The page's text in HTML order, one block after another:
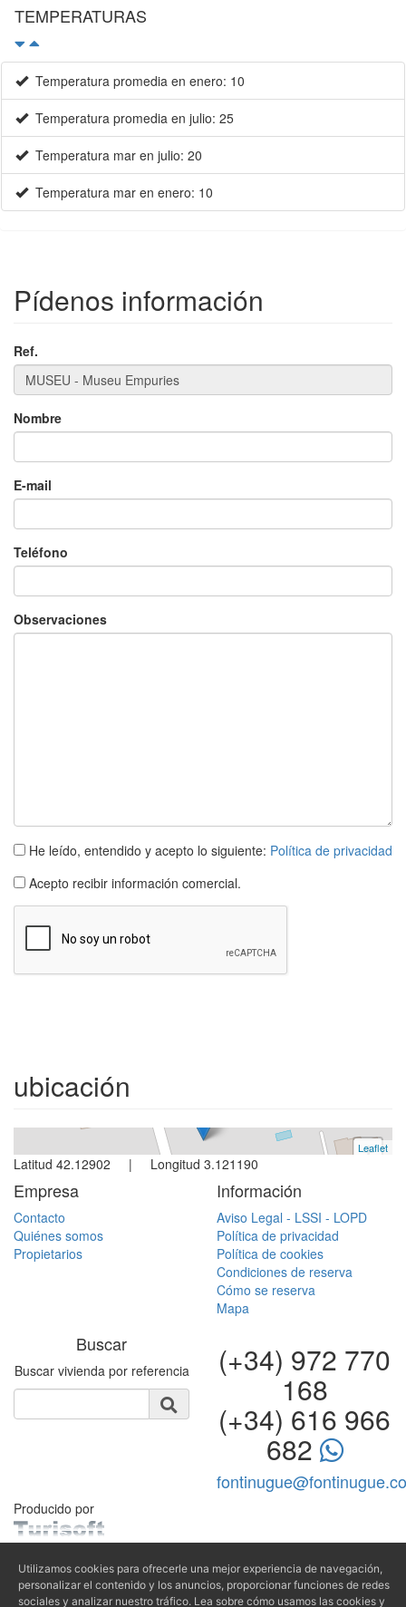
TEMPERATURAS
Temperatura promedia en enero: 10
Temperatura promedia en julio: 25
Temperatura mar en julio: 20
Temperatura mar en enero: 10
Pídenos información
Ref.
Nombre
E-mail
Teléfono
Observaciones
He leído, entendido y acepto lo siguiente: Política de privacidad
Acepto recibir información comercial.
ubicación
+
Leaflet
Latitud 42.12902 | Longitud 3.121190
Empresa
Contacto
Quiénes somos
Propietarios
Información
Aviso Legal - LSSI - LOPD
Política de privacidad
Política de cookies
Condiciones de reserva
Cómo se reserva
Mapa
Buscar
Buscar vivienda por referencia (+34) 972 770
168
(+34) 616 966
682
Producido por
Utilizamos cookies para ofrecerle una mejor experiencia de navegación,
personalizar el contenido y los anuncios, proporcionar funciones de redes
sociales y analizar nuestro tráfico. Lea sobre cómo usamos las cookies y